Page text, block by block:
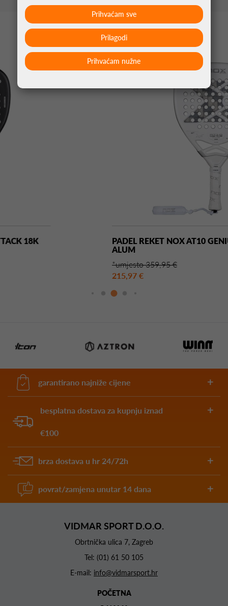
MOŽDA VAS ZANIMA
-
PADEL REKET NOX AT10 GENIUS ATTACK12K
garantirano najniže cijene
besplatna dostava za kupnju iznad
€100
brza dostava u hr 24/72h
povrat/zamjena unutar 14 dana
VIDMAR SPORT D.O.O.
Obrtnička ulica 7, Zagreb
Tel: (01) 61 50 105
E-mail: info@vidmarsport.hr
POČETNA
Prihvaćam nužne
Prilagodi
Prihvaćam sve